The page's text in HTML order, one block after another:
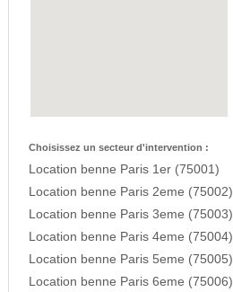
Choisissez un secteur d'intervention :
Location benne Paris 1er (75001)
Location benne Paris 2eme (75002)
Location benne Paris 3eme (75003)
Location benne Paris 4eme (75004)
Location benne Paris 5eme (75005)
Location benne Paris 6eme (75006)